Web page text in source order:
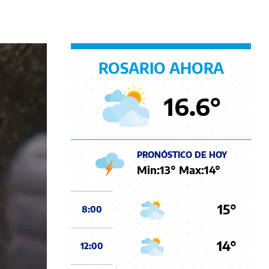
ROSARIO AHORA
16.6°
PRONÓSTICO DE HOY
Min:13° Max:14°
8:00 15°
12:00 14°